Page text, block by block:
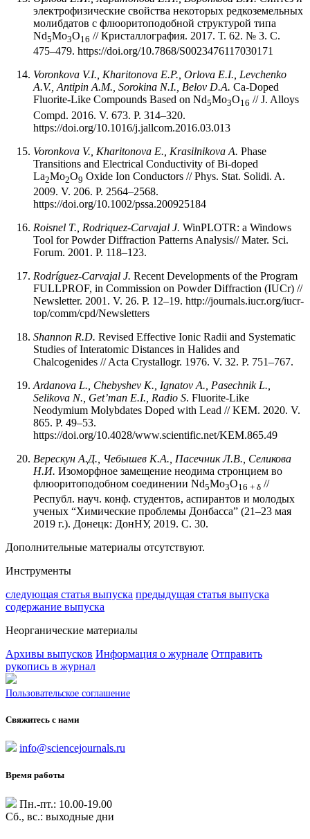
электрофизические свойства некоторых редкоземельных
молибдатов с флюоритоподобной структурой типа
Nd5Mo3O16 // Кристаллография. 2017. Т. 62. № 3. С.
475–479. https://doi.org/10.7868/S0023476117030171
Voronkova V.I., Kharitonova E.P., Orlova E.I., Levchenko
A.V., Antipin A.M., Sorokina N.I., Belov D.A. Ca-Doped
Fluorite-Like Compounds Based on Nd5Mo3O16 // J. Alloys
Compd. 2016. V. 673. P. 314–320.
https://doi.org/10.1016/j.jallcom.2016.03.013
Voronkova V., Kharitonova E., Krasilnikova A. Phase
Transitions and Electrical Conductivity of Bi-doped
La2Mo2O9 Oxide Ion Conductors // Phys. Stat. Solidi. A.
2009. V. 206. P. 2564–2568.
https://doi.org/10.1002/pssa.200925184
Roisnel T., Rodriquez-Carvajal J. WinPLOTR: a Windows
Tool for Powder Diffraction Patterns Analysis// Mater. Sci.
Forum. 2001. P. 118–123.
Rodríguez-Carvajal J. Recent Developments of the Program
FULLPROF, in Commission on Powder Diffraction (IUCr) //
Newsletter. 2001. V. 26. P. 12–19. http://journals.iucr.org/iucr-
top/comm/cpd/Newsletters
Shannon R.D. Revised Effective Ionic Radii and Systematic
Studies of Interatomic Distances in Halides and
Chalcogenides // Acta Crystallogr. 1976. V. 32. P. 751–767.
Ardanova L., Chebyshev K., Ignatov A., Pasechnik L.,
Selikova N., Get’man E.I., Radio S. Fluorite-Like
Neodymium Molybdates Doped with Lead // KEM. 2020. V.
865. P. 49–53.
https://doi.org/10.4028/www.scientific.net/KEM.865.49
Верескун А.Д., Чебышев К.А., Пасечник Л.В., Селикова
Н.И. Изоморфное замещение неодима стронцием во
флюоритоподобном соединении Nd5Mo3O16 + δ //
Республ. науч. конф. студентов, аспирантов и молодых
ученых “Химические проблемы Донбасса” (21–23 мая
2019 г.). Донецк: ДонНУ, 2019. С. 30.
Дополнительные материалы отсутствуют.
Инструменты
следующая статья выпуска предыдущая статья выпуска
содержание выпуска
Неорганические материалы
Архивы выпусков Информация о журнале Отправить
рукопись в журнал
Пользовательское соглашение
Свяжитесь с нами
info@sciencejournals.ru
Время работы
Пн.-пт.: 10.00-19.00
Сб., вс.: выходные дни